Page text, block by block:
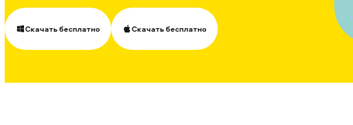
Скачать бесплатно Скачать бесплатно